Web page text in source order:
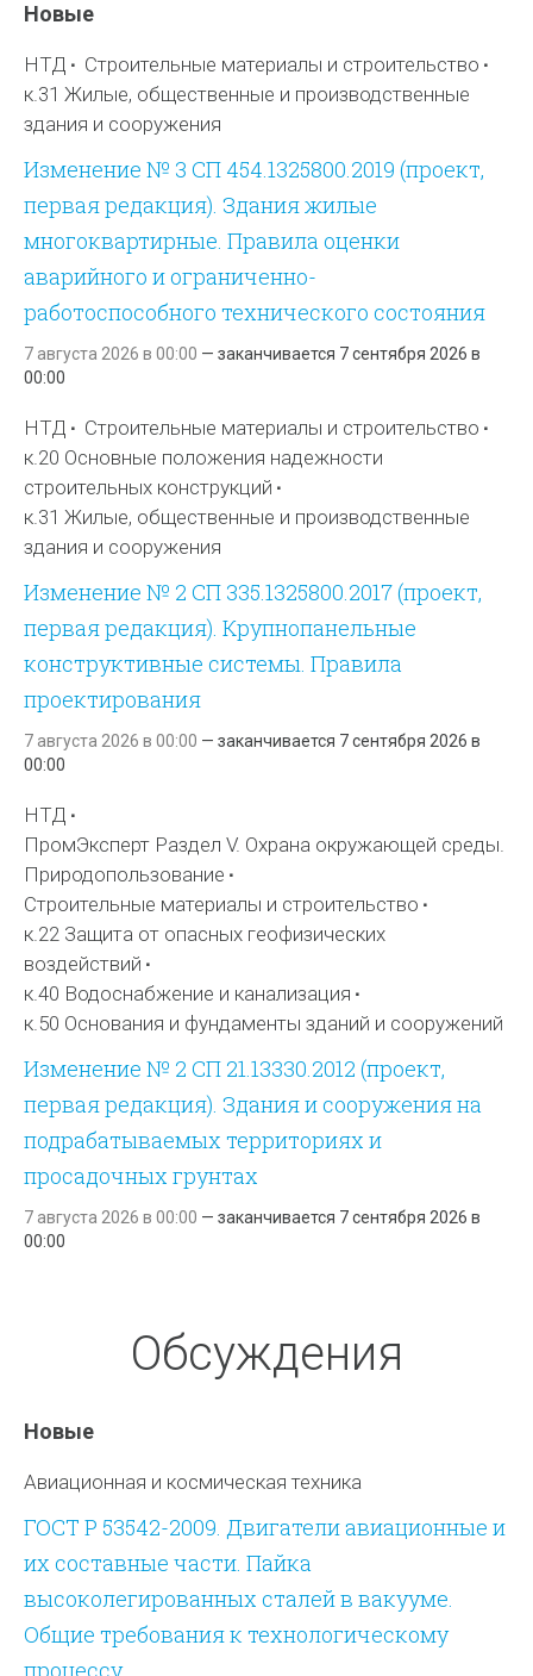
Новые
НТД
Строительные материалы и строительство
к.31 Жилые, общественные и производственные
здания и сооружения
Изменение № 3 СП 454.1325800.2019 (проект,
первая редакция). Здания жилые
многоквартирные. Правила оценки
аварийного и ограниченно-
работоспособного технического состояния
7 августа 2026 в 00:00 —заканчивается 7 сентября 2026 в
00:00
НТД
Строительные материалы и строительство
к.20 Основные положения надежности
строительных конструкций
к.31 Жилые, общественные и производственные
здания и сооружения
Изменение № 2 СП 335.1325800.2017 (проект,
первая редакция). Крупнопанельные
конструктивные системы. Правила
проектирования
7 августа 2026 в 00:00 —заканчивается 7 сентября 2026 в
00:00
НТД
ПромЭксперт Раздел V. Охрана окружающей среды.
Природопользование
Строительные материалы и строительство
к.22 Защита от опасных геофизических
воздействий
к.40 Водоснабжение и канализация
к.50 Основания и фундаменты зданий и сооружений
Изменение № 2 СП 21.13330.2012 (проект,
первая редакция). Здания и сооружения на
подрабатываемых территориях и
просадочных грунтах
7 августа 2026 в 00:00 —заканчивается 7 сентября 2026 в
00:00
Обсуждения
Новые
Авиационная и космическая техника
ГОСТ Р 53542-2009. Двигатели авиационные и
их составные части. Пайка
высоколегированных сталей в вакууме.
Общие требования к технологическому
процессу